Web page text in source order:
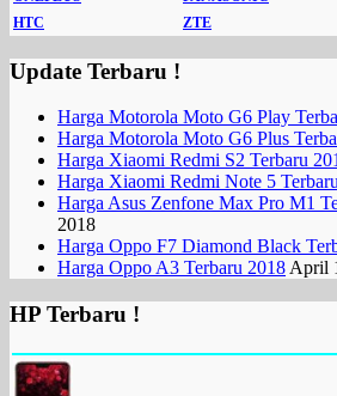
HTC
ZTE
Update Terbaru !
Harga Motorola Moto G6 Play
Harga Motorola Moto G6 Plus
Harga Xiaomi Redmi S2 Terbaru
Harga Xiaomi Redmi Note 5
Harga Asus Zenfone Max Pro M1
2018
Harga Oppo F7 Diamond Black
Harga Oppo A3 Terbaru 2018April
HP Terbaru !